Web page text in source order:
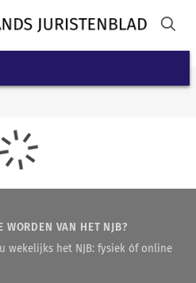
WORDEN VAN HET NJB?
wekelijks het NJB: fysiek óf online